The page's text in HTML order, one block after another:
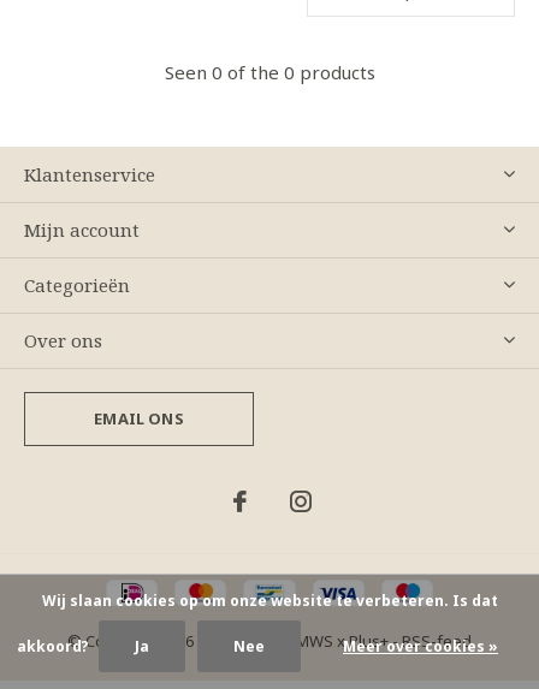
Seen 0 of the 0 products
Klantenservice
Mijn account
Categorieën
Over ons
EMAIL ONS
© Copyright 2026 - Theme By DMWS xPlus+-RSS-feed
Wij slaan cookies op om onze website te verbeteren. Is dat
akkoord? Ja Nee Meer over cookies »